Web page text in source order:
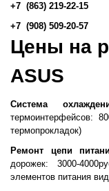
+7 (863) 219-22-15
+7 (908) 509-20-57
Цены на
ASUS
Система
термоинтерфейсов:
термопрокладок)
Ремонт цепи
дорожек: 3000-
элементов питания